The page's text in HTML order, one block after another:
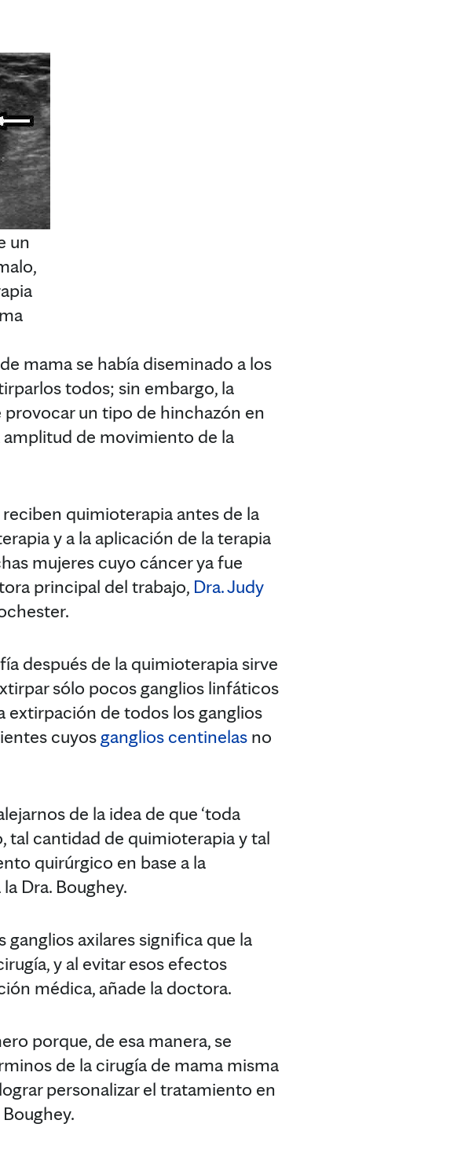
un
mama se había diseminado a los
todos; sin embargo, la
un tipo de hinchazón en
amplitud de movimiento de la
quimioterapia antes de la
y a la aplicación de la terapia
mujeres cuyo cáncer ya fue
principal del trabajo, Dra. Judy
después de la quimioterapia sirve
sólo pocos ganglios linfáticos
extirpación de todos los ganglios
cuyos ganglios centinelas no
de la idea de que ‘toda
tal cantidad de quimioterapia y tal
quirúrgico en base a la
Dra. Boughey.
axilares significa que la
y al evitar esos efectos
médica, añade la doctora.
porque, de esa manera, se
de la cirugía de mama misma
personalizar el tratamiento en